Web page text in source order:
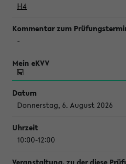
H4
-
Donnerstag, 6. August 2026
10:00-12:00